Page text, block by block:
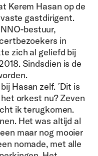
Kerem Hasan op de
gastdirigent.
bestuur,
in
zich al geliefd bij
Sindsdien is de
Hasan zelf. ´Dit is
orkest nu? Zeven
ik terugkomen.
Het was altijd al
maar nog mooier
nomade, met alle